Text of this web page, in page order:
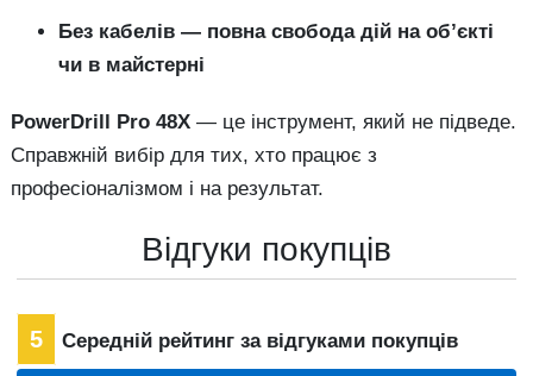
Без кабелів — повна свобода дій на об’єкті
чи в майстерні
PowerDrill Pro 48X — це інструмент, який не підведе.
Справжній вибір для тих, хто працює з
професіоналізмом і на результат.
Відгуки покупців
5 Середній рейтинг за відгуками покупців